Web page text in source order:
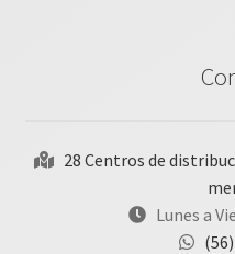
28 Centros de
Lunes a